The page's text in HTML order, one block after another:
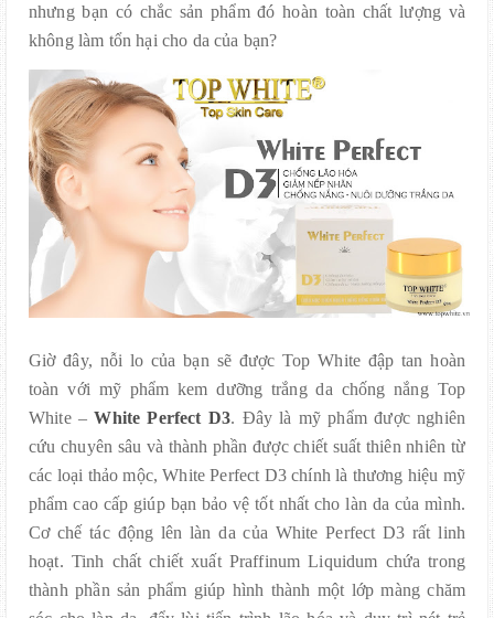
nhưng bạn có chắc sản phẩm đó hoàn toàn chất lượng và
không làm tổn hại cho da của bạn?
Giờ đây, nỗi lo của bạn sẽ được Top White đập tan hoàn
toàn với mỹ phẩm kem dưỡng trắng da chống nắng Top
White –White Perfect D3. Đây là mỹ phẩm được nghiên
cứu chuyên sâu và thành phần được chiết suất thiên nhiên từ
các loại thảo mộc, White Perfect D3 chính là thương hiệu mỹ
phẩm cao cấp giúp bạn bảo vệ tốt nhất cho làn da của mình.
Cơ chế tác động lên làn da của White Perfect D3 rất linh
hoạt. Tinh chất chiết xuất Praffinum Liquidum chứa trong
thành phần sản phẩm giúp hình thành một lớp màng chăm